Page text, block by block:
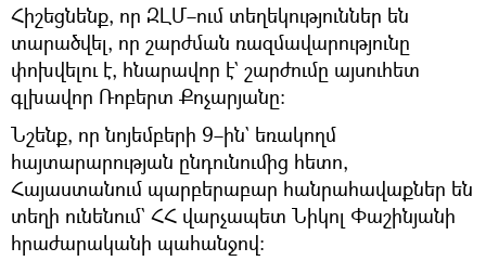
Հիշեցնենք, որ ԶԼՄ–ում տեղեկություններ են
տարածվել, որ շարժման ռազմավարությունը
փոխվելու է, հնարավոր է` շարժումը այսուհետ
գլխավոր Ռոբերտ Քոչարյանը։
Նշենք, որ նոյեմբերի 9–ին` եռակողմ
հայտարարության ընդունումից հետո,
Հայաստանում պարբերաբար հանրահավաքներ են
տեղի ունենում` ՀՀ վարչապետ Նիկոլ Փաշինյանի
հրաժարականի պահանջով։